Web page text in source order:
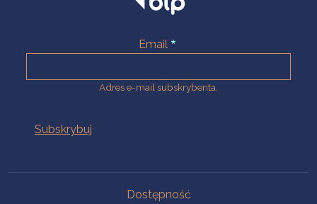
Email
Adres e-mail subskrybenta.
Dostępność